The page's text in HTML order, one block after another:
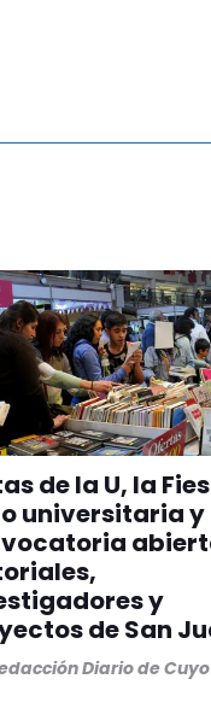
de la U, la
universitaria y
y
de San
Diario de Cuyo